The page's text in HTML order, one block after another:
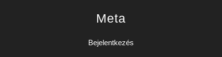
Meta
Bejelentkezés